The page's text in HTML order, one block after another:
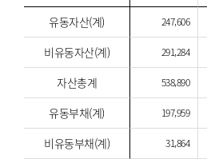
유동자산(계)
247,606
비유동자산(계) 291,284
자산총계 538,890
유동부채(계) 197,959
비유동부채(계) 31,864